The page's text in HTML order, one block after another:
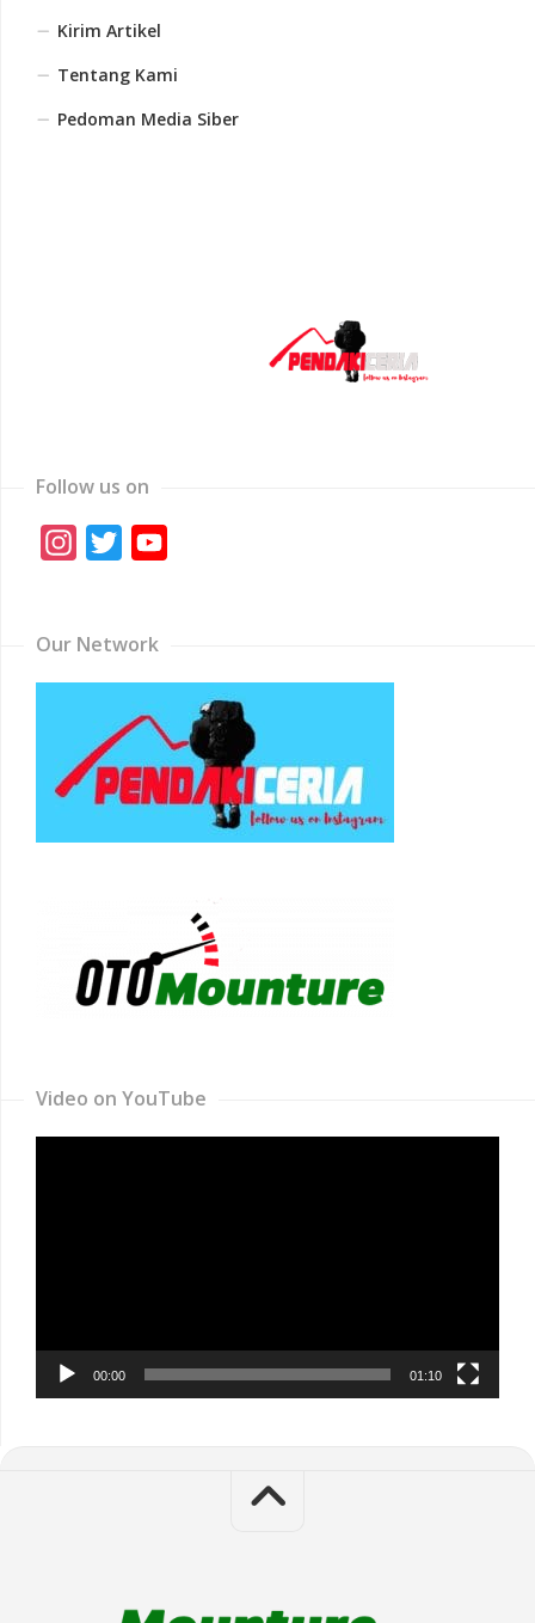
Kirim Artikel
Tentang Kami
Pedoman Media Siber
Follow us on
Instagram
Twitter
Our Network
Video on YouTube
00:00 01:10